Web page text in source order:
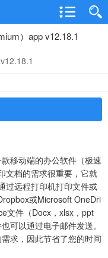
）app v12.18.1
移动端的办公软件（极速
文档的需求很重要，它就
过远程打印机打印文件或
或Microsoft OneDri
文件（Docx，xlsx，ppt
可以通过电子邮件发送。
求，因此节省了您的时间